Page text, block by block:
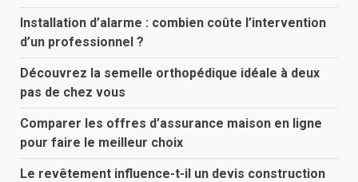
Installation d’alarme : combien coûte l’intervention
d’un professionnel ?
Découvrez la semelle orthopédique idéale à deux
pas de chez vous
Comparer les offres d’assurance maison en ligne
pour faire le meilleur choix
Le revêtement influence-t-il un devis construction